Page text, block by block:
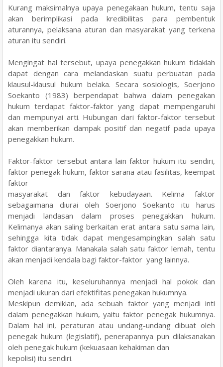
Kurang maksimalnya upaya penegakaan hukum, tentu saja
akan berimplikasi pada kredibilitas para pembentuk
aturannya, pelaksana aturan dan masyarakat yang terkena
aturan itu sendiri.
Mengingat hal tersebut, upaya penegakkan hukum tidaklah
dapat dengan cara melandaskan suatu perbuatan pada
klausul-klausul hukum belaka. Secara sosiologis, Soerjono
Soekanto (1983) berpendapat bahwa dalam penegakan
hukum terdapat faktor-faktor yang dapat mempengaruhi
dan mempunyai arti. Hubungan dari faktor-faktor tersebut
akan memberikan dampak positif dan negatif pada upaya
penegakkan hukum.
Faktor-faktor tersebut antara lainfaktor hukum itu sendiri,
faktor penegak hukum, faktor sarana atau fasilitas, keempat
faktor
masyarakat dan faktor kebudayaan. Kelima faktor
sebagaimana diurai oleh Soerjono Soekanto itu harus
menjadi landasan dalam proses penegakkan hukum.
Kelimanya akan saling berkaitan erat antara satu sama lain,
sehingga kita tidak dapat mengesampingkan salah satu
faktor diantaranya. Manakala salah satu faktor lemah, tentu
akan menjadi kendala bagi faktor-faktor yang lainnya.
Oleh karena itu, keseluruhannya menjadi hal pokok dan
menjadi ukuran dari efektifitas penegakan hukumnya.
Meskipun demikian, ada sebuah faktor yang menjadi inti
dalam penegakkan hukum, yaitu faktorpenegak hukumnya.
Dalam hal ini, peraturan atau undang-undang dibuat oleh
penegak hukum (legislatif), penerapannya pun dilaksanakan
oleh penegak hukum (kekuasaan kehakiman dan
kepolisi) itu sendiri.